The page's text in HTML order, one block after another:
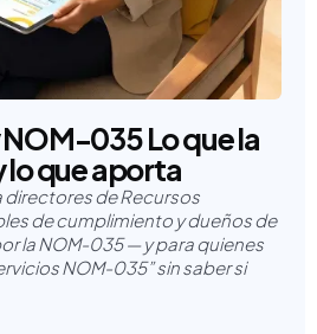
035 Lo que la
lo que aporta
directores de Recursos
de cumplimiento y dueños de
la NOM-035 — y para quienes
NOM-035” sin saber si